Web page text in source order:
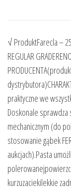
√ ProduktFarecla –
REGULAR
praktyczne we
Doskonale sprawdza
mechanicznym (do
stosowanie gąbek
aukcjach).Pasta
kurzuzaciekilekkie